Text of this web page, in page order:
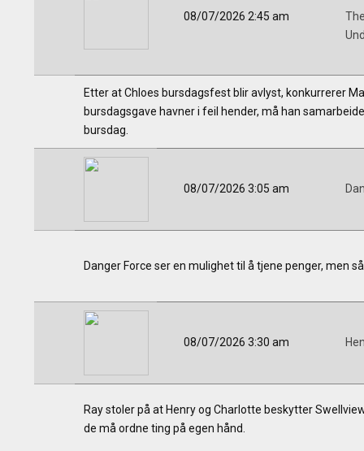
08/07/2026 2:45 am
Etter at Chloes bursdagsfest blir avlyst, konkurrerer
bursdagsgave havner i feil hender, må han
bursdag.
08/07/2026 3:05 am
Danger Force ser en mulighet til å tjene penger, men
08/07/2026 3:30 am
Ray stoler på at Henry og Charlotte beskytter
de må ordne ting på egen hånd.